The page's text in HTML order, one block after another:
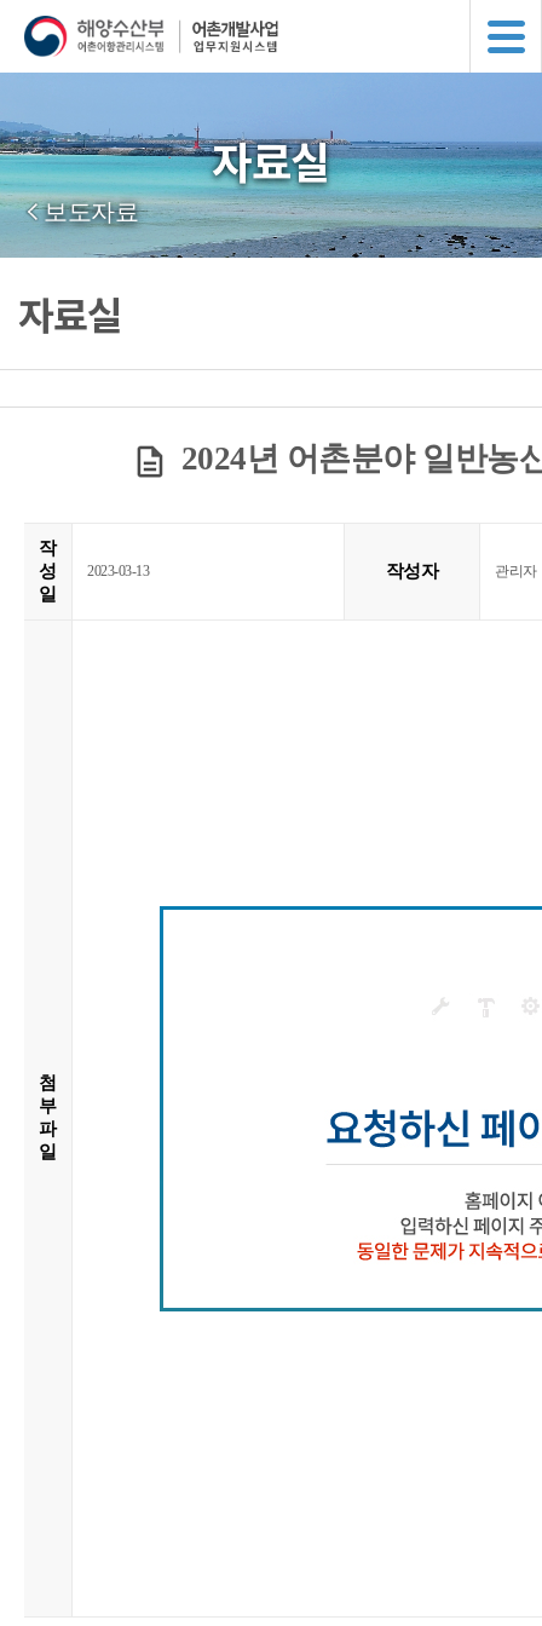
보도자료
자료실
자료실
2024년 어촌분야 일반농
작
성
일
2023-03-13 작성자 관리자
첨
부
파
일